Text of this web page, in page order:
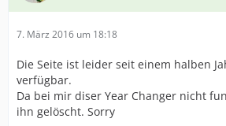
7. März 2016 um 18:18
Die Seite ist leider seit einem halben
verfügbar.
Da bei mir diser Year Changer nicht
ihn gelöscht. Sorry